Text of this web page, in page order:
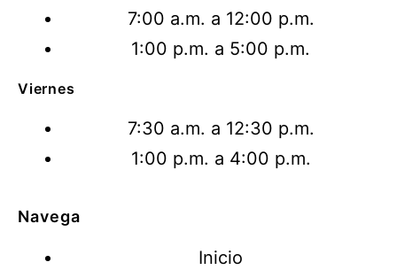
7:00 a.m. a 12:00 p.m.
1:00 p.m. a 5:00 p.m.
Viernes
7:30 a.m. a 12:30 p.m.
1:00 p.m. a 4:00 p.m.
Navega
Inicio